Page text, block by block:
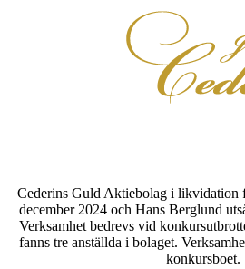
Cederins Guld Aktiebolag i likvidation
december 2024 och Hans Berglund
Verksamhet bedrevs vid
fanns tre anställda i bolaget.
konkursboet.